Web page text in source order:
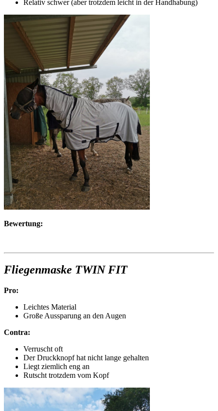
Relativ schwer (aber trotzdem leicht in der Handhabung)
Bewertung:
Fliegenmaske TWIN FIT
Pro:
Leichtes Material
Große Aussparung an den Augen
Contra:
Verruscht oft
Der Druckknopf hat nicht lange gehalten
Liegt ziemlich eng an
Rutscht trotzdem vom Kopf